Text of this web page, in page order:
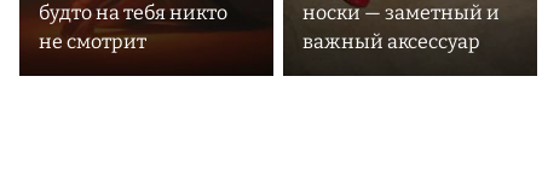
будто на тебя никто
не смотрит
носки — заметный и
важный аксессуар